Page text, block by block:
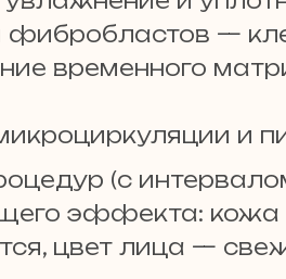
—
временного
и
(с
эффекта: кожа
цвет лица —